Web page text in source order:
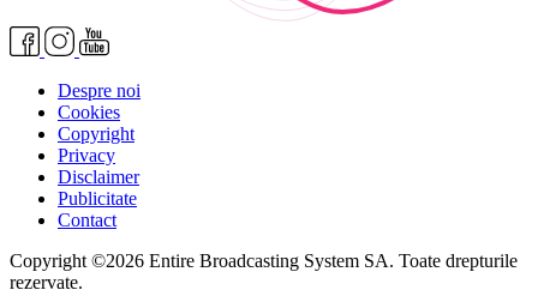
Despre noi
Cookies
Copyright
Privacy
Disclaimer
Publicitate
Contact
Copyright ©2026 Entire Broadcasting System SA. Toate drepturile
rezervate.